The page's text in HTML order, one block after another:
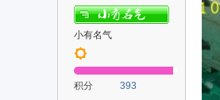
小有名气
积分
393